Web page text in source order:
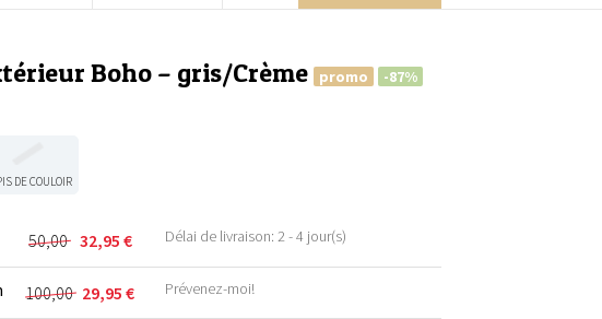
Boho – gris/Crème promo -87%
DE COULOIR
50,00
Le
prix
initial
32,95 €
Le
prix
actuel
Délai de livraison: 2 - 4 jour(s)
100,00
Le 29,95 €
Le Prévenez-moi!